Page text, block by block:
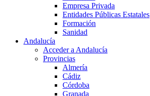
Empresa Privada
Entidades Públicas Estatales
Formación
Sanidad
Andalucía
Acceder a Andalucía
Provincias
Almería
Cádiz
Córdoba
Granada